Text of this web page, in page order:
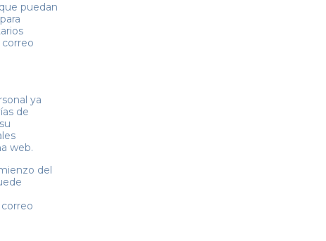
puedan
ya
de
web.
del